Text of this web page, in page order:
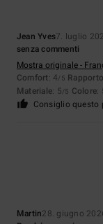
Jean Yves7. luglio
senza commenti
Mostra originale -
Comfort: 4/5
Materiale: 5/5 Colore:
Consiglio questo
Martin28. giugno